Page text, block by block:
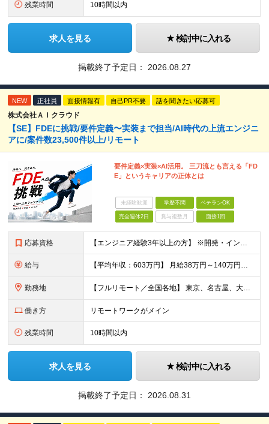
残業時間 10時間以内
求人を見る 検討中に入れる
掲載終了予定日： 2026.08.27
NEW 正社員 面接情報有 自己PR不要 話を聞きたい応募可
株式会社ＡＩクラウド
【SE】FDEに挑戦/要件定義〜実装まで担当/AI時代の上流エンジニ
アに/案件数23,500件以上/リモート
要件定義×実装×AI活用。 三刀流とも言える「FD
E」というキャリアの正体とは
未経験歓迎 学歴不問 ベテランOK
完全週休2日 賞与複数月 面接1回
応募資格 【エンジニア経験3年以上の方】 ※開発・インフラ・工程・言語一切不問 ※文理・学歴不問 【歓迎条件】 ◆Python実務経験がある方 ◆LLM・生成AIを使った開発経験がある方 ◆要件定義・顧客折衝
給与 【平均年収：603万円】 月給38万円～140万円＋諸手当（経験者） 【平均年収603万円】 ※案件の契約内容や昇給額などはすべて開示します。 ※経験や能力を考慮し決定します。 ※月給には固定残業
勤務地 【フルリモート／全国各地】 東京、名古屋、大阪、福岡を中心とした全国のプロジェクトにアサイン。 ※プロジェクトは完全選択制です。 ※フルリモート、ハイブリッド型、常駐案件から自由に選択可能です。 ※転
働き方 リモートワークがメイン
残業時間 10時間以内
求人を見る 検討中に入れる
掲載終了予定日： 2026.08.31